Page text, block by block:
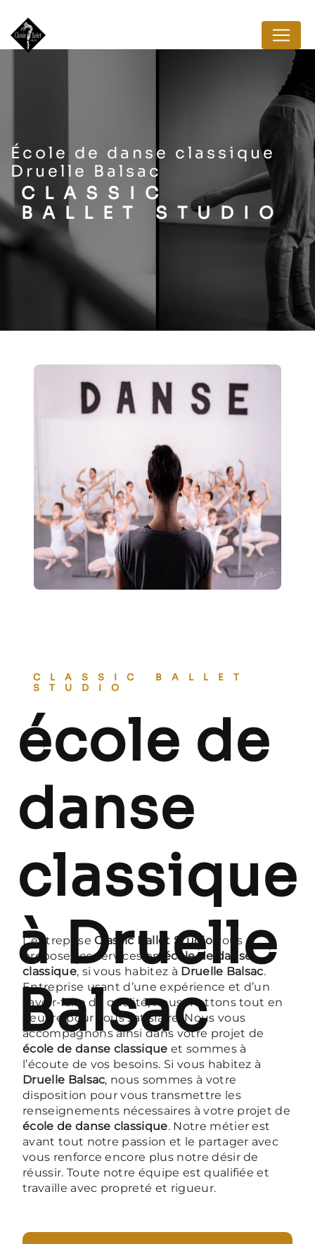
école de danse classique
Druelle Balsac
CLASSIC
BALLET STUDIO
CLASSIC BALLET
STUDIO
école de
danse
classique
à Druelle
Balsac
L’entrepriseClassic Ballet Studiovous
propose ses services en école de danse
classique, si vous habitez à Druelle Balsac.
Entreprise usant d’une expérience et d’un
savoir-faire de qualité, nous mettons tout en
oeuvre pour vous satisfaire. Nous vous
accompagnons ainsi dans votre projet de
école de danse classique et sommes à
l’écoute de vos besoins. Si vous habitez à
Druelle Balsac, nous sommes à votre
disposition pour vous transmettre les
renseignements nécessaires à votre projet de
école de danse classique. Notre métier est
avant tout notre passion et le partager avec
vous renforce encore plus notre désir de
réussir. Toute notre équipe est qualifiée et
travaille avec propreté et rigueur.